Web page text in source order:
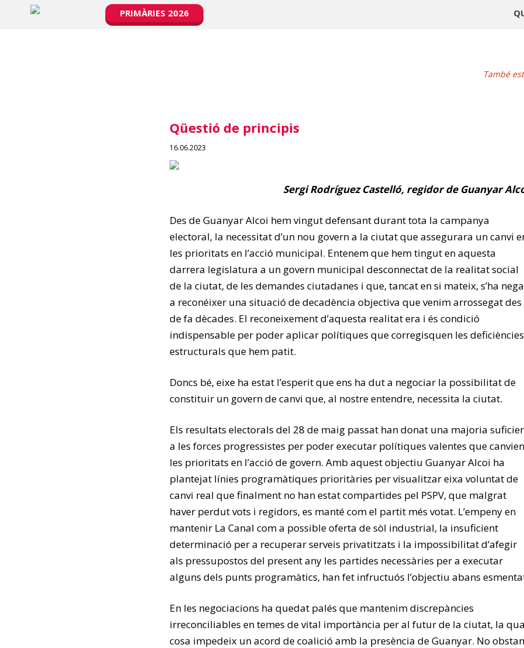
PRIMÀRIES 2026
També
Qüestió de principis
16.06.2023
Sergi Rodríguez Castelló, regidor de Guanyar
Des de Guanyar Alcoi hem vingut defensant durant tota la campanya
electoral, la necessitat d’un nou govern a la ciutat que assegurara un canvi
les prioritats en l’acció municipal. Entenem que hem tingut en aquesta
darrera legislatura a un govern municipal desconnectat de la realitat social
de la ciutat, de les demandes ciutadanes i que, tancat en si mateix, s’ha
a reconéixer una situació de decadència objectiva que venim arrossegat des
de fa dècades. El reconeixement d’aquesta realitat era i és condició
indispensable per poder aplicar polítiques que corregisquen les deficiències
estructurals que hem patit.
Doncs bé, eixe ha estat l’esperit que ens ha dut a negociar la possibilitat de
constituir un govern de canvi que, al nostre entendre, necessita la ciutat.
Els resultats electorals del 28 de maig passat han donat una majoria
a les forces progressistes per poder executar polítiques valentes que canvien
les prioritats en l’acció de govern. Amb aquest objectiu Guanyar Alcoi ha
plantejat línies programàtiques prioritàries per visualitzar eixa voluntat de
canvi real que finalment no han estat compartides pel PSPV, que malgrat
haver perdut vots i regidors, es manté com el partit més votat. L’empeny en
mantenir La Canal com a possible oferta de sòl industrial, la insuficient
determinació per a recuperar serveis privatitzats i la impossibilitat d’afegir
als pressupostos del present any les partides necessàries per a executar
alguns dels punts programàtics, han fet infructuós l’objectiu abans
En les negociacions ha quedat palés que mantenim discrepàncies
irreconciliables en temes de vital importància per al futur de la ciutat, la
cosa impedeix un acord de coalició amb la presència de Guanyar. No